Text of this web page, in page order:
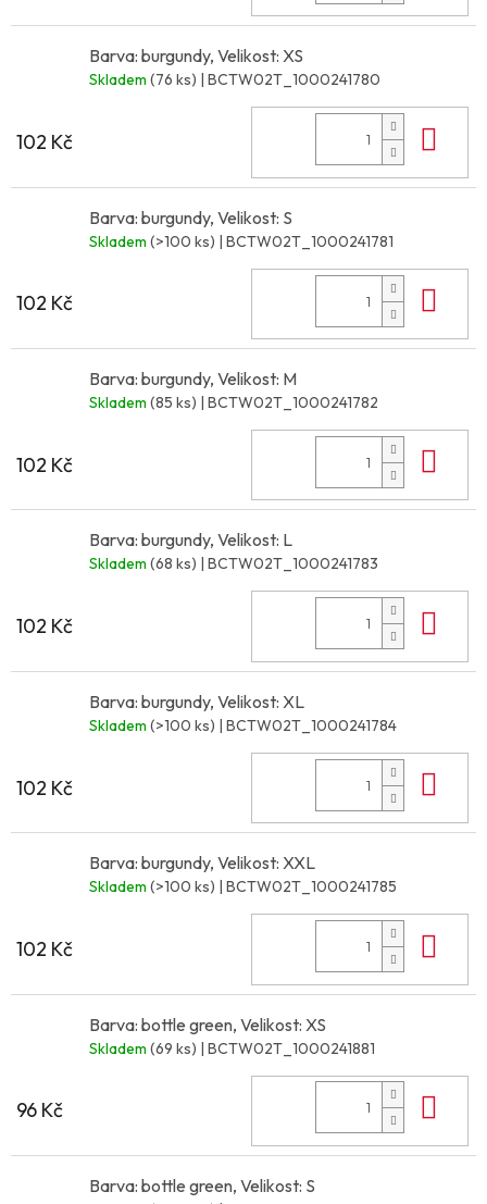
Barva: burgundy, Velikost: XS
Skladem (76 ks) | BCTW02T_1000241780
102 Kč
Barva: burgundy, Velikost: S
Skladem (>100 ks) | BCTW02T_1000241781
102 Kč
Barva: burgundy, Velikost: M
Skladem (85 ks) | BCTW02T_1000241782
102 Kč
Barva: burgundy, Velikost: L
Skladem (68 ks) | BCTW02T_1000241783
102 Kč
Barva: burgundy, Velikost: XL
Skladem (>100 ks) | BCTW02T_1000241784
102 Kč
Barva: burgundy, Velikost: XXL
Skladem (>100 ks) | BCTW02T_1000241785
102 Kč
Barva: bottle green, Velikost: XS
Skladem (69 ks) | BCTW02T_1000241881
96 Kč
Barva: bottle green, Velikost: S